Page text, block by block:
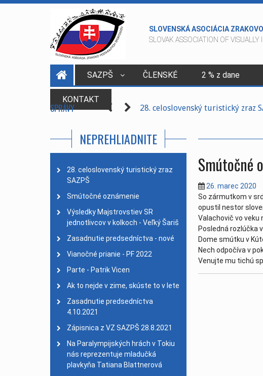
SLOVENSKÁ ASOCIÁCIA
SLOVAK ASSOCIATION OF
SAZPŠ ČLENSKÉ 2 % z dane
KONTAKT
SPRÁVY
28. celoslovenský turistický zraz
Majstrovstvá SR jednotlivcov v
Zasadnutie predsedníctva - nové
Vianočné prianie - PF 2022| 23.
Parte - Patrik Vicen| 11.
Ak to nejde v zime, skúste to v
Zasadnutie predsedníctva
Zápisnica z VZ SAZPŠ 28.8.2021|
Na Paralympijských hrách v
2021
Valné zhromaždenie 28.8.2021
|
Zasadnutie predsedníctva
Majstrovstvá SR v kolkoch -
Parte - Jozef Kolbaský
Vianočný pozdrav - PF 2021
Aj šport zrakovo
Zasadnutie predsedníctva
NEPREHLIADNITE
28. celoslovenský turistický zraz
SAZPŠ
Smútočné oznámenie
Výsledky Majstrovstiev SR
jednotlivcov v kolkoch - Veľký Šariš
Zasadnutie predsedníctva - nové
Vianočné prianie - PF 2022
Parte - Patrik Vicen
Ak to nejde v zime, skúste to v lete
Zasadnutie predsedníctva
4.10.2021
Zápisnica z VZ SAZPŠ 28.8.2021
Na Paralympijských hrách v Tokiu
nás reprezentuje mladučká
plavkyňa Tatiana Blattnerová
Smútočné
26. marec 2020
So zármutkom v
opustil nestor
Valachovič vo veku
Posledná rozlúčka
Dome smútku v
Nech odpočíva v
Venujte mu tichú